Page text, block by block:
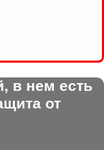
в нем есть
от